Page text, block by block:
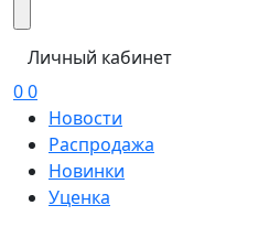
Личный кабинет
00
Новости
Распродажа
Новинки
Уценка